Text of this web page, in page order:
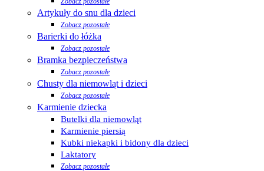
Artykuły do snu dla dzieci
Zobacz pozostałe
Barierki do łóżka
Zobacz pozostałe
Bramka bezpieczeństwa
Zobacz pozostałe
Chusty dla niemowląt i dzieci
Zobacz pozostałe
Karmienie dziecka
Butelki dla niemowląt
Karmienie piersią
Kubki niekapki i bidony dla dzieci
Laktatory
Zobacz pozostałe